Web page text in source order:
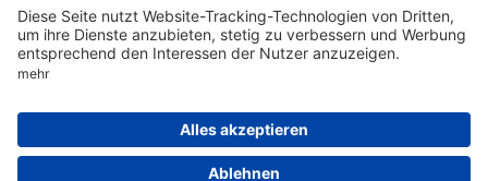
Bohle AG 2026
Impressum